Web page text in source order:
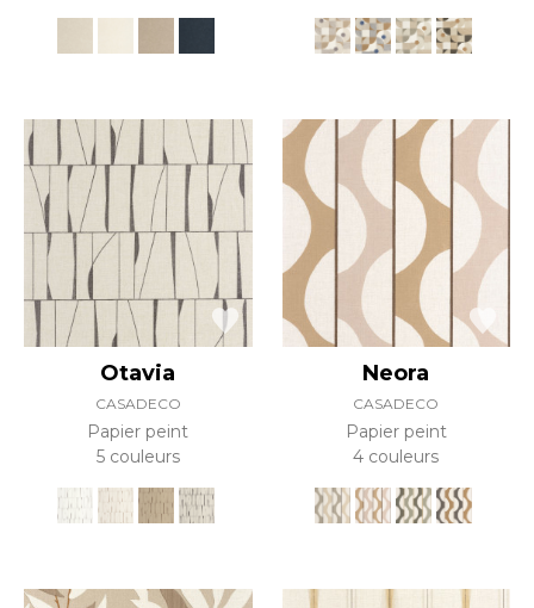
Otavia
CASADECO
Papier peint
5 couleurs
Neora
CASADECO
Papier peint
4 couleurs